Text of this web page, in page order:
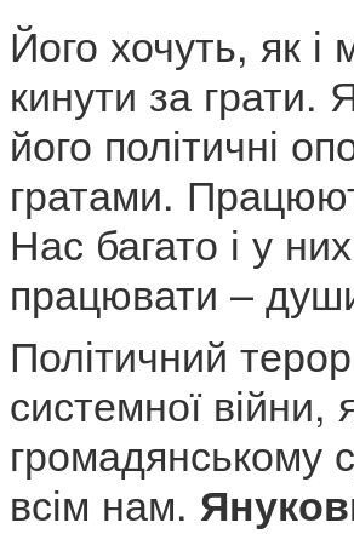
Його хочуть, як і
кинути за грати.
його політичні
гратами.
Нас багато і у
працювати –
Політичний
системної війни,
громадянському
всім нам.